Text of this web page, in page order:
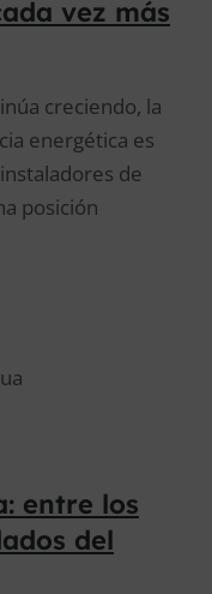
vez más
creciendo, la
energética es
de
posición
entre los
del